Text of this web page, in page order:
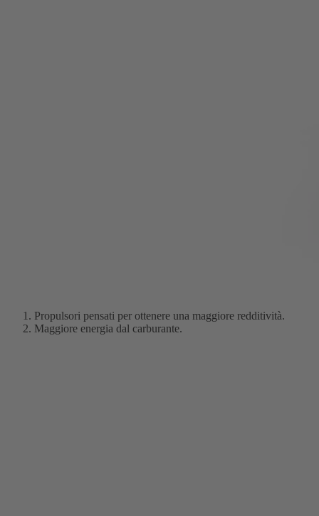
Propulsori pensati per ottenere una maggiore redditività.
Maggiore energia dal carburante.